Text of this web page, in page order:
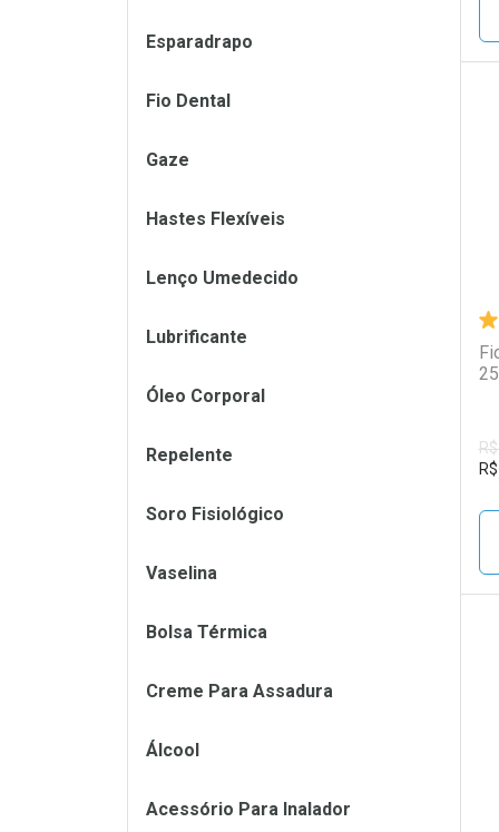
R$
Esparadrapo
Fio Dental
Gaze
Hastes Flexíveis
Lenço Umedecido
Lubrificante
Óleo Corporal
Repelente
Soro Fisiológico
Vaselina
Bolsa Térmica
Creme Para Assadura
Álcool
Acessório Para Inalador